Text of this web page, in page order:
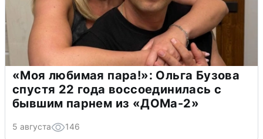
«Моя любимая пара!»: Ольга Бузова
спустя 22 года воссоединилась с
бывшим парнем из «ДОМа-2»
5 августа 146